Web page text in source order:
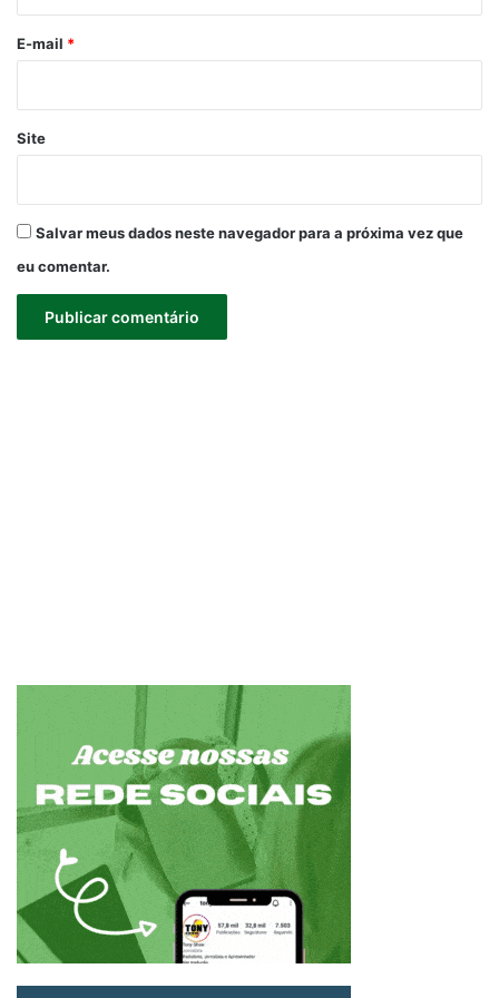
*
E-mail *
Site
Salvar meus dados neste navegador para a próxima vez que
eu comentar.